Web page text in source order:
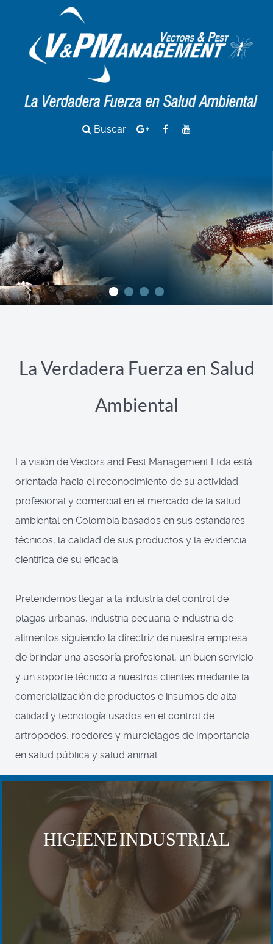
Buscar
La Verdadera Fuerza en Salud
Ambiental
La visión de Vectors and Pest Management Ltda está
orientada hacia el reconocimiento de su actividad
profesional y comercial en el mercado de la salud
ambiental en Colombia basados en sus estándares
técnicos, la calidad de sus productos y la evidencia
científica de su eficacia.
Pretendemos llegar a la industria del control de
plagas urbanas, industria pecuaria e industria de
alimentos siguiendo la directriz de nuestra empresa
de brindar una asesoría profesional, un buen servicio
y un soporte técnico a nuestros clientes mediante la
comercialización de productos e insumos de alta
calidad y tecnología usados en el control de
artrópodos, roedores y murciélagos de importancia
en salud pública y salud animal.
HIGIENE INDUSTRIAL